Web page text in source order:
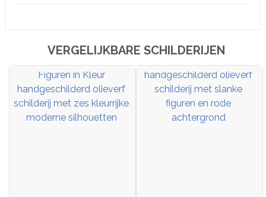
VERGELIJKBARE SCHILDERIJEN